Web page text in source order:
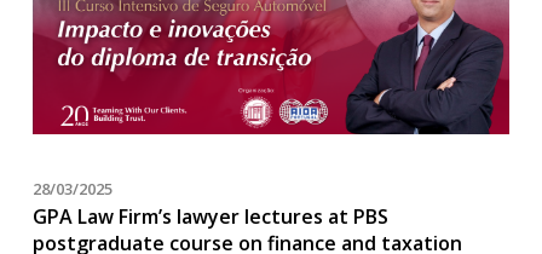
28/03/2025
GPA Law Firm’s lawyer lectures at PBS
postgraduate course on finance and taxation